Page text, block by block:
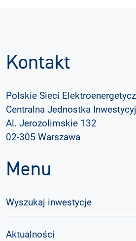
Kontakt
Polskie Sieci
Centralna Jednostka
Al. Jerozolimskie 132
02-305 Warszawa
Menu
Wyszukaj inwestycje
Aktualności